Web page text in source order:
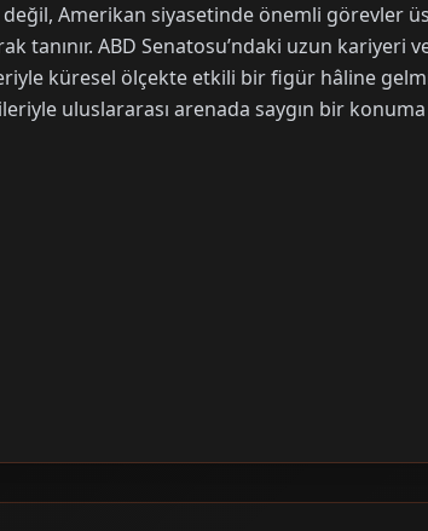
değil, Amerikan siyasetinde önemli görevler
tanınır. ABD Senatosu’ndaki uzun kariyeri
küresel ölçekte etkili bir figür hâline
uluslararası arenada saygın bir